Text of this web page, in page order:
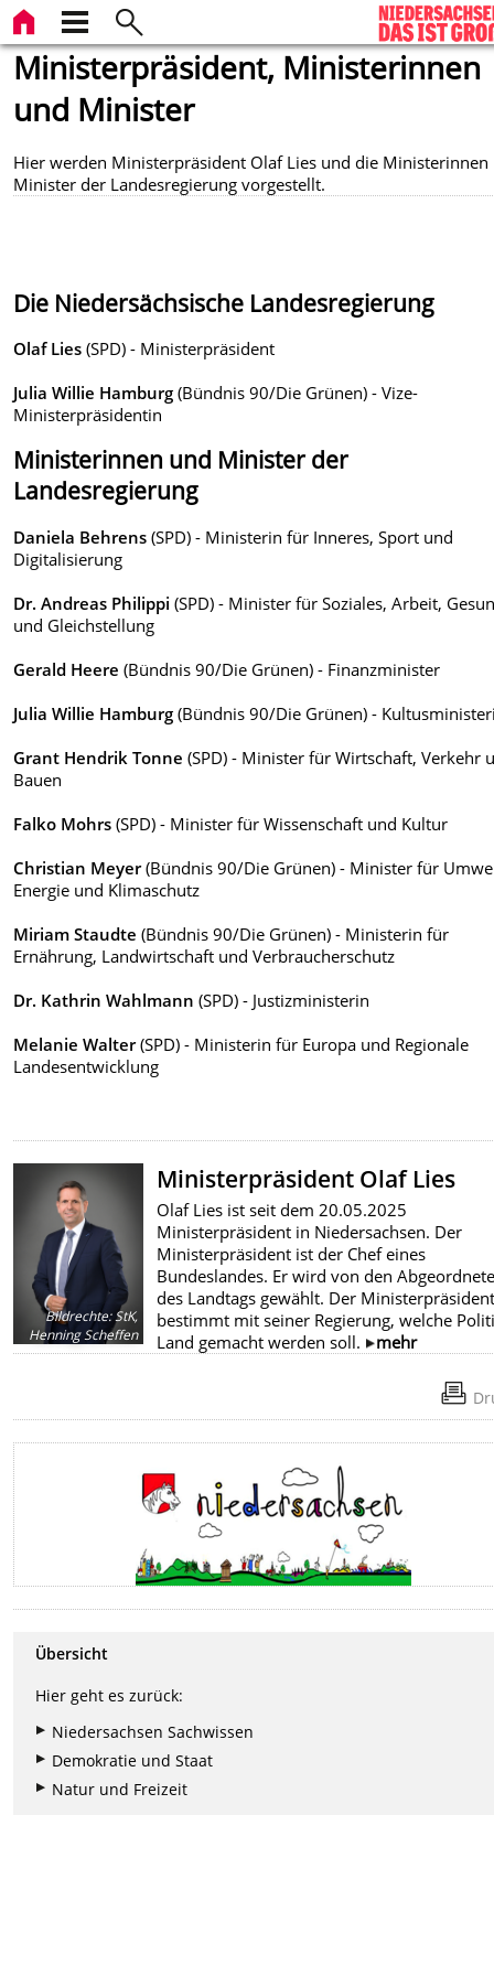
Ministerpräsident, Ministerinnen
und Minister
Hier werden Ministerpräsident Olaf Lies und die Ministerinnen
Minister der Landesregierung vorgestellt.
Die Niedersächsische Landesregierung
Olaf Lies (SPD) - Ministerpräsident
Julia Willie Hamburg (Bündnis 90/Die Grünen) - Vize-
Ministerpräsidentin
Ministerinnen und Minister der
Landesregierung
Daniela Behrens (SPD) - Ministerin für Inneres, Sport und
Digitalisierung
Dr. Andreas Philippi (SPD) - Minister für Soziales, Arbeit,
und Gleichstellung
Gerald Heere (Bündnis 90/Die Grünen) - Finanzminister
Julia Willie Hamburg (Bündnis 90/Die Grünen) -
Grant Hendrik Tonne (SPD) - Minister für Wirtschaft, Verkehr
Bauen
Falko Mohrs (SPD) - Minister für Wissenschaft und Kultur
Christian Meyer(Bündnis 90/Die Grünen) - Minister für
Energie und Klimaschutz
Miriam Staudte (Bündnis 90/Die Grünen) - Ministerin für
Ernährung, Landwirtschaft und Verbraucherschutz
Dr. Kathrin Wahlmann (SPD) - Justizministerin
Melanie Walter(SPD) - Ministerin für Europa und Regionale
Landesentwicklung
Bildrechte:StK,
Henning Scheffen
Ministerpräsident Olaf Lies
Olaf Lies ist seit dem 20.05.2025
Ministerpräsident in Niedersachsen. Der
Ministerpräsident ist der Chef eines
Bundeslandes. Er wird von den
des Landtags gewählt. Der Ministerpräsident
bestimmt mit seiner Regierung, welche
Land gemacht werden soll.
mehr
Übersicht
Hier geht es zurück:
Niedersachsen Sachwissen
Demokratie und Staat
Natur und Freizeit